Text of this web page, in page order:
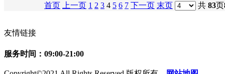
首页 上一页 1 2 3 4 5 6 7 下一页 末页 共 83页
友情链接
服务时间：09:00-21:00